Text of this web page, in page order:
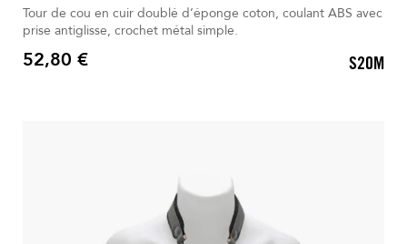
Tour de cou en cuir doublé d’éponge coton, coulant ABS avec
prise antiglisse, crochet métal simple.
Prix
52,80 € S20M